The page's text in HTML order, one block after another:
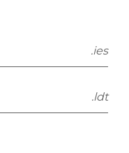
.ies
.ldt